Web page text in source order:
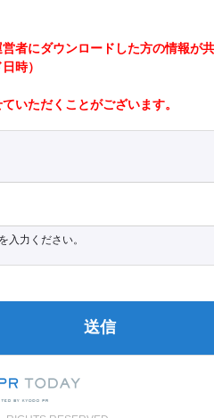
営者にダウンロードした方の情報が
時）
いただくことがございます。
入力ください。
送信